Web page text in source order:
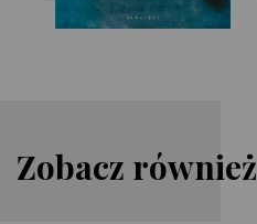
Zobacz również